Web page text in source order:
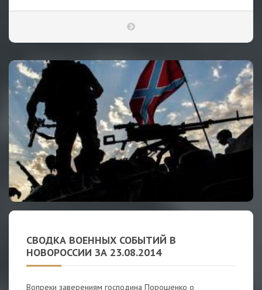
СВОДКА ВОЕННЫХ СОБЫТИЙ В
НОВОРОССИИ ЗА 23.08.2014
Вопреки заверениям господина Порошенко о